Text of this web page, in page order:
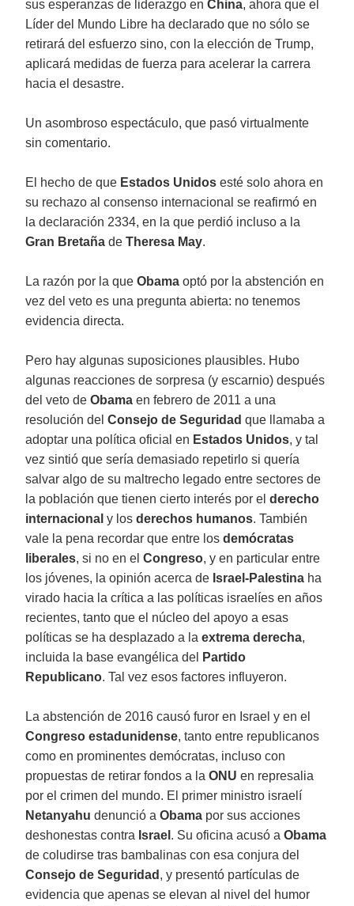
sus esperanzas de liderazgo enChina, ahora que el
Líder del Mundo Libre ha declarado que no sólo se
retirará del esfuerzo sino, con la elección de Trump,
aplicará medidas de fuerza para acelerar la carrera
hacia el desastre.
Un asombroso espectáculo, que pasó virtualmente
sin comentario.
El hecho de que Estados Unidos esté solo ahora en
su rechazo al consenso internacional se reafirmó en
la declaración 2334, en la que perdió incluso a la
Gran Bretaña deTheresa May.
La razón por la queObama optó por la abstención en
vez del veto es una pregunta abierta: no tenemos
evidencia directa.
Pero hay algunas suposiciones plausibles. Hubo
algunas reacciones de sorpresa (y escarnio) después
del veto deObama en febrero de 2011 a una
resolución delConsejo de Seguridad que llamaba a
adoptar una política oficial en Estados Unidos, y tal
vez sintió que sería demasiado repetirlo si quería
salvar algo de su maltrecho legado entre sectores de
la población que tienen cierto interés por elderecho
internacional y losderechos humanos. También
vale la pena recordar que entre losdemócratas
liberales, si no en elCongreso, y en particular entre
los jóvenes, la opinión acerca de Israel-Palestina ha
virado hacia la crítica a las políticas israelíes en años
recientes, tanto que el núcleo del apoyo a esas
políticas se ha desplazado a laextrema derecha,
incluida la base evangélica del
Partido
Republicano. Tal vez esos factores influyeron.
La abstención de 2016 causó furor en Israel y en el
Congreso estadunidense, tanto entre republicanos
como en prominentes demócratas, incluso con
propuestas de retirar fondos a laONU en represalia
por el crimen del mundo. El primer ministro israelí
Netanyahu denunció aObama por sus acciones
deshonestas contra Israel . Su oficina acusó aObama
de coludirse tras bambalinas con esa conjura del
Consejo de Seguridad , y presentó partículas de
evidencia que apenas se elevan al nivel del humor